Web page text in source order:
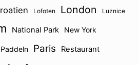
Lofoten London Luznice
National Park New York
Paddeln Paris Restaurant